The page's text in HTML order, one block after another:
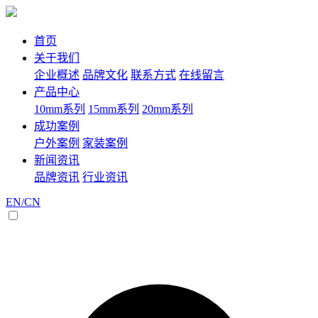
首页
关于我们
企业概述 品牌文化 联系方式 在线留言
产品中心
10mm系列 15mm系列 20mm系列
成功案例
户外案例 家装案例
新闻资讯
品牌资讯 行业资讯
EN/CN